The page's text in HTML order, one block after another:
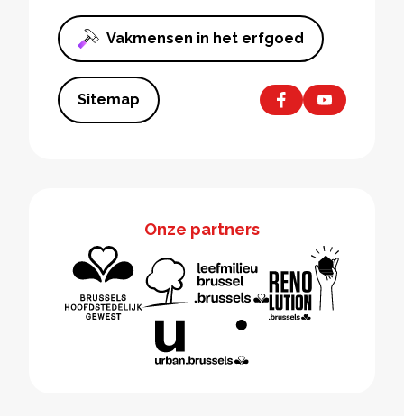
Vakmensen in het erfgoed
Sitemap
Onze partners